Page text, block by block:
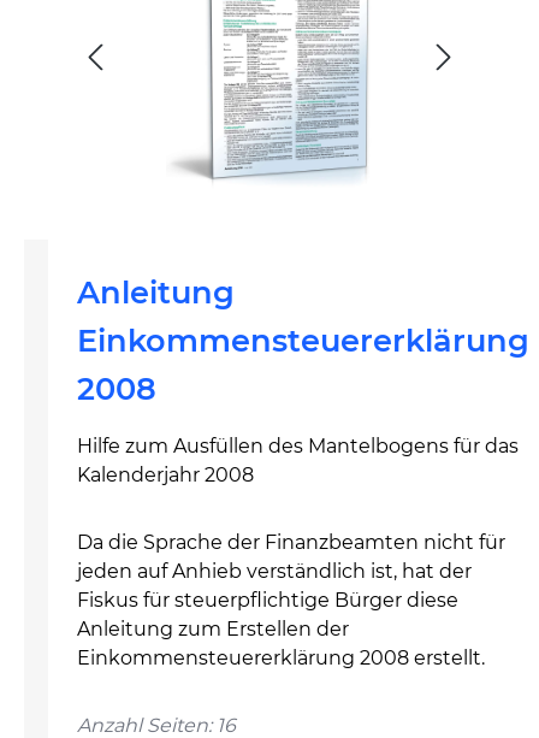
Anleitung
Einkommensteuererklärung
2008
Hilfe zum Ausfüllen des Mantelbogens für das
Kalenderjahr 2008
Da die Sprache der Finanzbeamten nicht für
jeden auf Anhieb verständlich ist, hat der
Fiskus für steuerpflichtige Bürger diese
Anleitung zum Erstellen der
Einkommensteuererklärung 2008 erstellt.
Anzahl Seiten: 16